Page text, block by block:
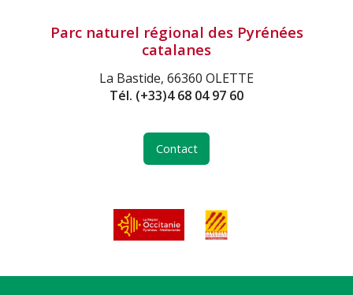
Parc naturel régional des Pyrénées
catalanes
La Bastide, 66360 OLETTE
Tél. (+33)4 68 04 97 60
Contact